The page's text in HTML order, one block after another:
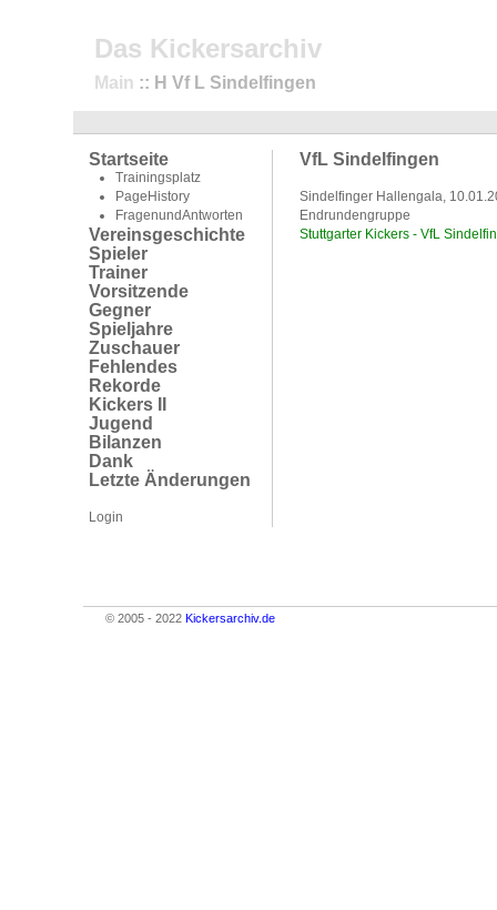
Das Kickersarchiv
Main :: H Vf L Sindelfingen
Startseite
Trainingsplatz
PageHistory
FragenundAntworten
Vereinsgeschichte
Spieler
Trainer
Vorsitzende
Gegner
Spieljahre
Zuschauer
Fehlendes
Rekorde
Kickers II
Jugend
Bilanzen
Dank
Letzte Änderungen
Login
VfL Sindelfingen
Sindelfinger Hallengala,
Endrundengruppe
Stuttgarter Kickers - VfL
© 2005 - 2022 Kickersarchiv.de